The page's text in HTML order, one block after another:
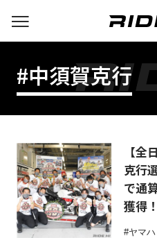
#中須賀克行
【全
克行
で通
獲得！
ヤマハ